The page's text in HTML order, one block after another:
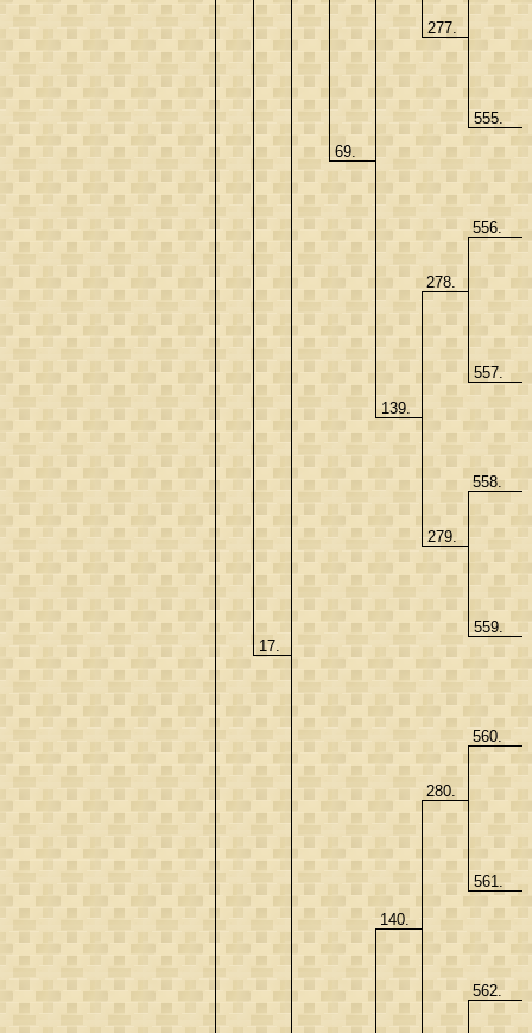
17.
69.
277.
555.
139.
278.
556.
557.
279.
558.
559.
140.
280.
560.
561.
562.